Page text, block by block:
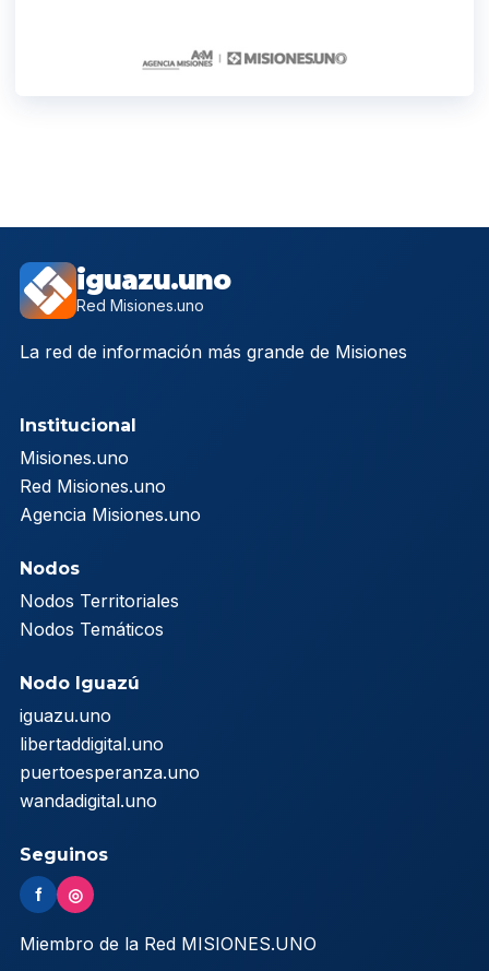
iguazu.uno
Red Misiones.uno
La red de información más grande de Misiones
Institucional
Misiones.uno
Red Misiones.uno
Agencia Misiones.uno
Nodos
Nodos Territoriales
Nodos Temáticos
Nodo Iguazú
iguazu.uno
libertaddigital.uno
puertoesperanza.uno
wandadigital.uno
Seguinos
f ◎
Miembro de la Red MISIONES.UNO